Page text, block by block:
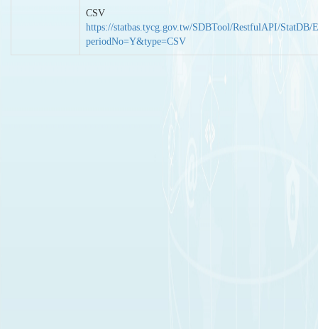
CSV
https://statbas.tycg.gov.tw/SDBTool/RestfulAPI/StatDB/
periodNo=Y&type=CSV